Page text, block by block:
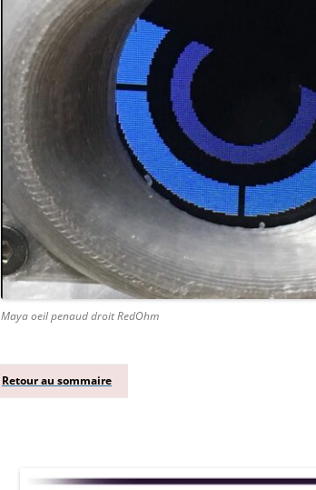
Maya oeil penaud droit RedOhm
Retour au sommaire